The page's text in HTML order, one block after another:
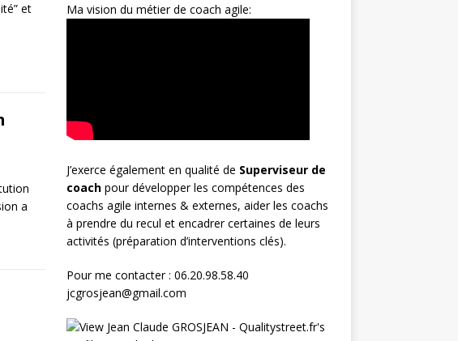
et
a
Ma vision du métier de coach agile:
J’exerce également en qualité de Superviseur de
coachpour développer les compétences des
coachs agile internes & externes, aider les coachs
à prendre du recul et encadrer certaines de leurs
activités (préparation d’interventions clés).
Pour me contacter : 06.20.98.58.40
jcgrosjean@gmail.com